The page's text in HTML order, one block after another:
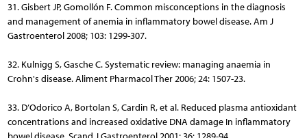
31. Gisbert JP, Gomollón F. Common misconceptions in the diagnosis
and management of anemia in inflammatory bowel disease. Am J
Gastroenterol 2008; 103: 1299-307.
32. Kulnigg S, Gasche C. Systematic review: managing anaemia in
Crohn's disease. Aliment Pharmacol Ther 2006; 24: 1507-23.
33. D’Odorico A, Bortolan S, Cardin R, et al. Reduced plasma antioxidant
concentrations and increased oxidative DNA damage In inflammatory